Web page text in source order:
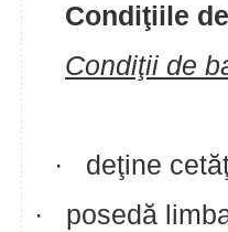
Condiţiile
Condiţii de
· deţine
· posedă